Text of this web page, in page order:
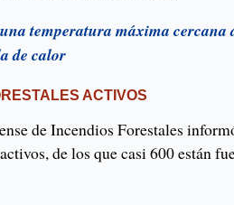
temperatura máxima cercana
de calor
ACTIVOS
de Incendios Forestales
de los que casi 600 están